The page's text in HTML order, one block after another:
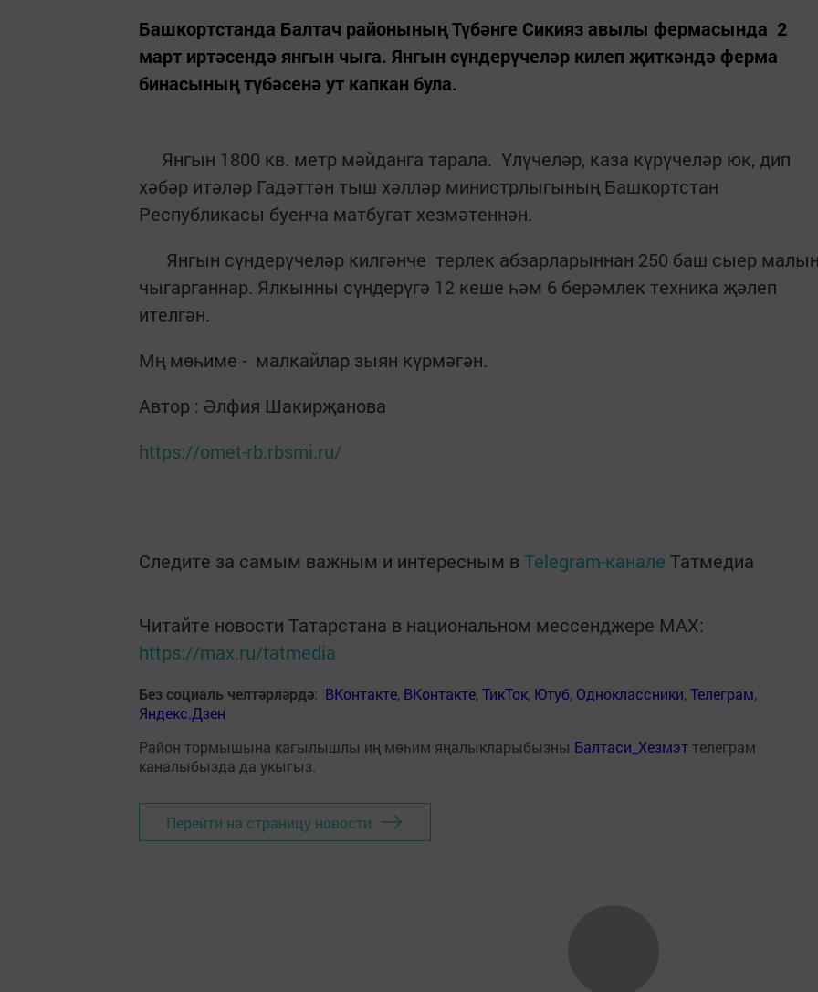
Башкортстанда Балтач районының Түбәнге Сикияз авылы фермасында 2
март иртәсендә янгын чыга. Янгын сүндерүчеләр килеп җиткәндә ферма
бинасының түбәсенә ут капкан була.
Янгын 1800 кв. метр мәйданга тарала. Үлүчеләр, каза күрүчеләр юк, дип
хәбәр итәләр Гадәттән тыш хәлләр министрлыгының Башкортстан
Республикасы буенча матбугат хезмәтеннән.
Янгын сүндерүчеләр килгәнче терлек абзарларыннан 250 баш сыер
чыгарганнар. Ялкынны сүндерүгә 12 кеше һәм 6 берәмлек техника җәлеп
ителгән.
Мң мөһиме - малкайлар зыян күрмәгән.
Автор : Әлфия Шакирҗанова
https://omet-rb.rbsmi.ru/
Следите за самым важным и интересным в Telegram-канале Татмедиа
Читайте новости Татарстана в национальном мессенджере MАХ:
https://max.ru/tatmedia
Без социаль челтәрләрдә: ВКонтакте, ВКонтакте,ТикТок, Ютуб, Одноклассники,Телеграм,
Яндекс.Дзен
Район тормышына кагылышлы иң мөһим яңалыкларыбызны Балтаси_Хезмэт телеграм
каналыбызда да укыгыз.
Перейти на страницу новости